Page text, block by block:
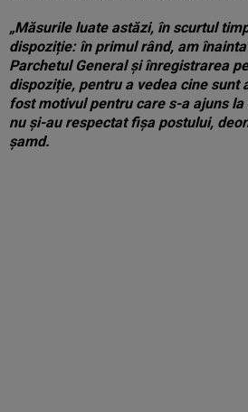
„Măsurile luate astăzi, în scurtul
dispoziție: în primul rând, am
Parchetul General și înregistrarea
dispoziție, pentru a vedea cine sunt
fost motivul pentru care s-a ajuns
nu și-au respectat fișa postului,
șamd.